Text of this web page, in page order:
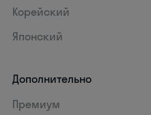
Корейский
Японский
Дополнительно
Премиум